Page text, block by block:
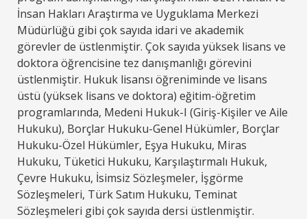
İnsan Hakları Araştırma ve Uyguklama Merkezi
Müdürlüğü gibi çok sayıda idari ve akademik
görevler de üstlenmiştir. Çok sayıda yüksek lisans ve
doktora öğrencisine tez danışmanlığı görevini
üstlenmiştir. Hukuk lisansı öğreniminde ve lisans
üstü (yüksek lisans ve doktora) eğitim-öğretim
programlarında, Medeni Hukuk-I (Giriş-Kişiler ve Aile
Hukuku), Borçlar Hukuku-Genel Hükümler, Borçlar
Hukuku-Özel Hükümler, Eşya Hukuku, Miras
Hukuku, Tüketici Hukuku, Karşılaştırmalı Hukuk,
Çevre Hukuku, İsimsiz Sözleşmeler, İşgörme
Sözleşmeleri, Türk Satım Hukuku, Teminat
Sözleşmeleri gibi çok sayıda dersi üstlenmiştir.